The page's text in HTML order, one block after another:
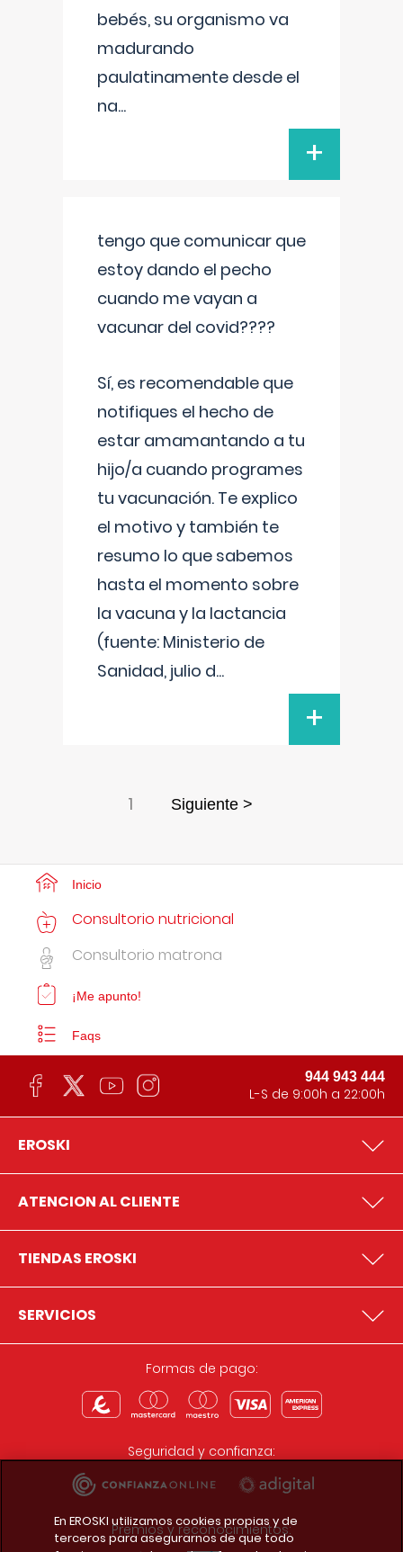
bebés, su organismo va
madurando
paulatinamente desde el
na...
+
tengo que comunicar que
estoy dando el pecho
cuando me vayan a
vacunar del covid????
Sí, es recomendable que
notifiques el hecho de
estar amamantando a tu
hijo/a cuando programes
tu vacunación. Te explico
el motivo y también te
resumo lo que sabemos
hasta el momento sobre
la vacuna y la lactancia
(fuente: Ministerio de
Sanidad, julio d...
+
1 Siguiente >
Inicio
Consultorio nutricional
Consultorio matrona
¡Me apunto!
Faqs
944 943 444
L-S de 9:00h a 22:00h
EROSKI
ATENCION AL CLIENTE
TIENDAS EROSKI
SERVICIOS
Formas de pago:
Seguridad y confianza:
Premios y reconocimientos:
En EROSKI utilizamos cookies propias y de
terceros para asegurarnos de que todo